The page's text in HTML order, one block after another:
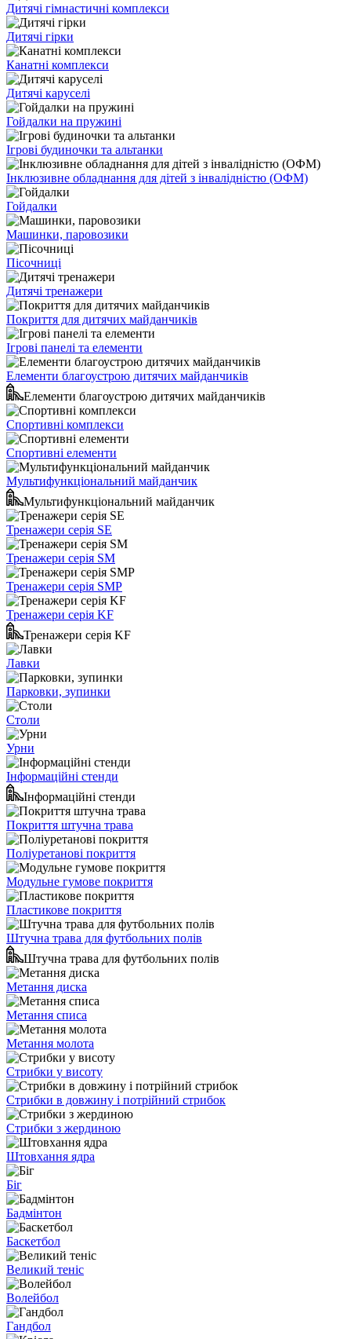
Дитячі гімнастичні комплекси
Дитячі гірки
Канатні комплекси
Дитячі каруселі
Гойдалки на пружині
Ігрові будиночки та альтанки
Інклюзивне обладнання для дітей з інвалідністю (ОФМ)
Гойдалки
Машинки, паровозики
Пісочниці
Дитячі тренажери
Покриття для дитячих майданчиків
Ігрові панелі та елементи
Елементи благоустрою дитячих майданчиків
Елементи благоустрою дитячих майданчиків
Спортивні комплекси
Спортивні елементи
Мультифункціональний майданчик
Мультифункціональний майданчик
Тренажери серія SE
Тренажери серія SM
Тренажери серія SMP
Тренажери серія KF
Тренажери серія KF
Лавки
Парковки, зупинки
Столи
Урни
Інформаційні стенди
Інформаційні стенди
Покриття штучна трава
Поліуретанові покриття
Модульне гумове покриття
Пластикове покриття
Штучна трава для футбольних полів
Штучна трава для футбольних полів
Метання диска
Метання списа
Метання молота
Стрибки у висоту
Стрибки в довжину і потрійний стрибок
Стрибки з жердиною
Штовхання ядра
Біг
Бадмінтон
Баскетбол
Великий теніс
Волейбол
Гандбол